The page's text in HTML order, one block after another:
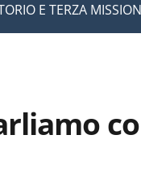
E TERZA